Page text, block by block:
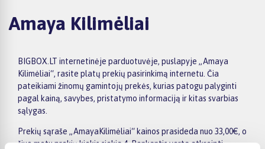
Amaya Kilimėliai
BIGBOX.LT internetinėje parduotuvėje, puslapyje „Amaya
Kilimėliai“, rasite platų prekių pasirinkimą internetu. Čia
pateikiami žinomų gamintojų prekės, kurias patogu palyginti
pagal kainą, savybes, pristatymo informaciją ir kitas svarbias
sąlygas.
Prekių sąraše „AmayaKilimėliai“ kainos prasideda nuo 33,00€, o
šiuo metu prekių kiekis siekia 4. Renkantis verta atkreipti